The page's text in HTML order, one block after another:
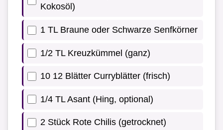
Kokosöl)
1 TL Braune oder Schwarze Senfkörner
1/2 TL Kreuzkümmel (ganz)
10 12 Blätter Curryblätter (frisch)
1/4 TL Asant (Hing, optional)
2 Stück Rote Chilis (getrocknet)